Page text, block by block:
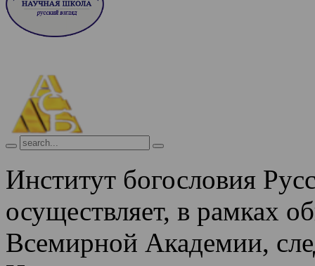
Институт богословия
осуществляет, в рамках
Всемирной Академии,